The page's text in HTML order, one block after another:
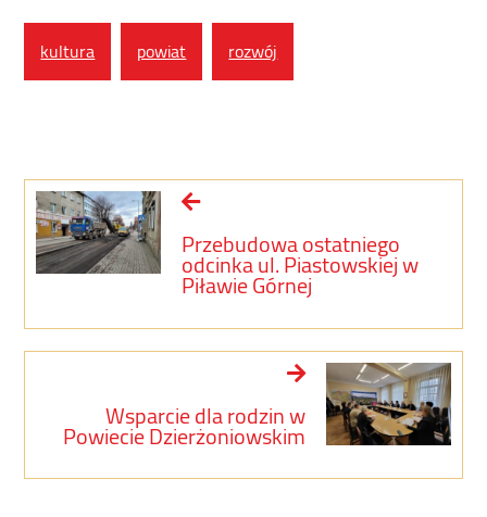
kultura powiat rozwój
Przebudowa ostatniego
odcinka ul. Piastowskiej w
Piławie Górnej
Wsparcie dla rodzin w
Powiecie Dzierżoniowskim